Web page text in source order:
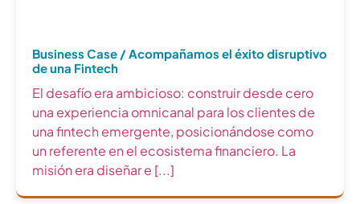
Business Case / Acompañamos el éxito disruptivo
de una Fintech
El desafío era ambicioso: construir desde cero
una experiencia omnicanal para los clientes de
una fintech emergente, posicionándose como
un referente en el ecosistema financiero. La
misión era diseñar e [...]